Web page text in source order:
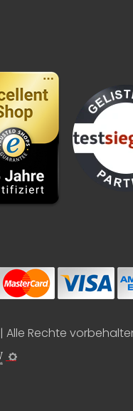
| Alle Rechte